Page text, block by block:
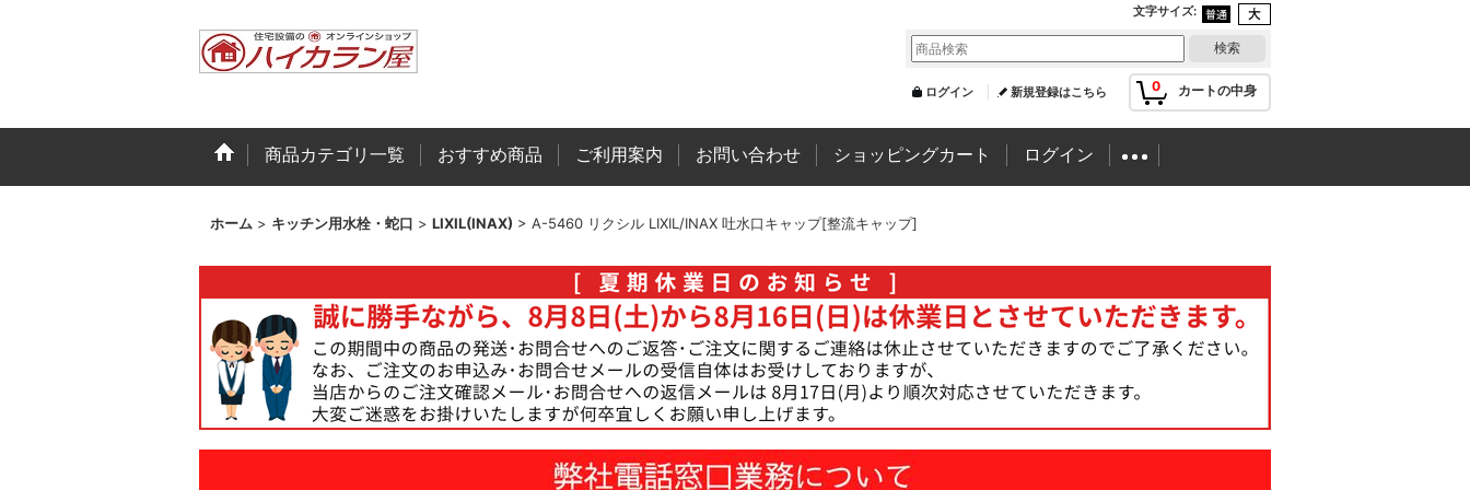
文字サイズ:
0 カートの中身
ログイン 新規登録はこちら
商品カテゴリ一覧 おすすめ商品 ご利用案内 お問い合わせ ショッピングカート ログイン
ホーム > キッチン用水栓・蛇口 > LIXIL(INAX) > A-5460 リクシル LIXIL/INAX 吐水口キャップ[整流キャップ]